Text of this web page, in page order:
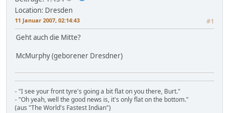
Location: Dresden
11 Januar 2007, 02:14:43 #1
Geht auch die Mitte?
McMurphy (geborener Dresdner)
- "I see your front tyre's going a bit flat on you there, Burt."
- "Oh yeah, well the good news is, it's only flat on the bottom."
(aus "The World's Fastest Indian")